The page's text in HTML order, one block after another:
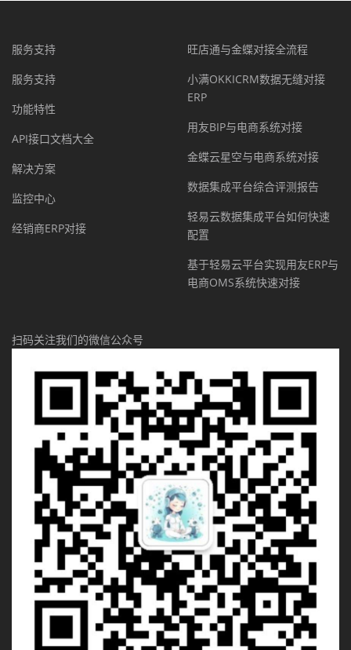
服务支持
服务支持
功能特性
API接口文档大全
解决方案
监控中心
经销商ERP对接
旺店通与金蝶对接全流程
小满OKKICRM数据无缝对接
ERP
用友BIP与电商系统对接
金蝶云星空与电商系统对接
数据集成平台综合评测报告
轻易云数据集成平台如何快速
配置
基于轻易云平台实现用友ERP与
电商OMS系统快速对接
扫码关注我们的微信公众号